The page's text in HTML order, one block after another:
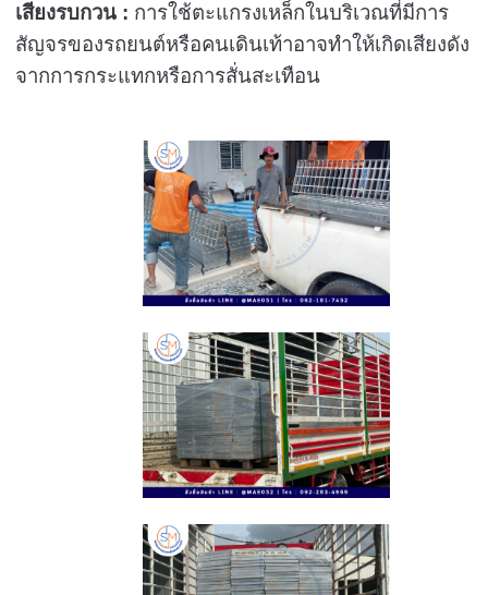
เสียงรบกวน : การใช้ตะแกรงเหล็กในบริเวณที่มีการ
สัญจรของรถยนต์หรือคนเดินเท้าอาจทำให้เกิดเสียงดัง
จากการกระแทกหรือการสั่นสะเทือน